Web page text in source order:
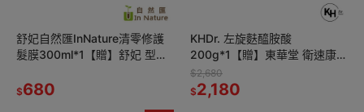
舒妃自然匯InNature清零修護
髮膜300ml*1【贈】舒妃 型色
$680
KHDr. 左旋麩醯胺酸
200g*1【贈】東華堂 衛速康
EX 500mgx30顆*2
$2,680
$2,180